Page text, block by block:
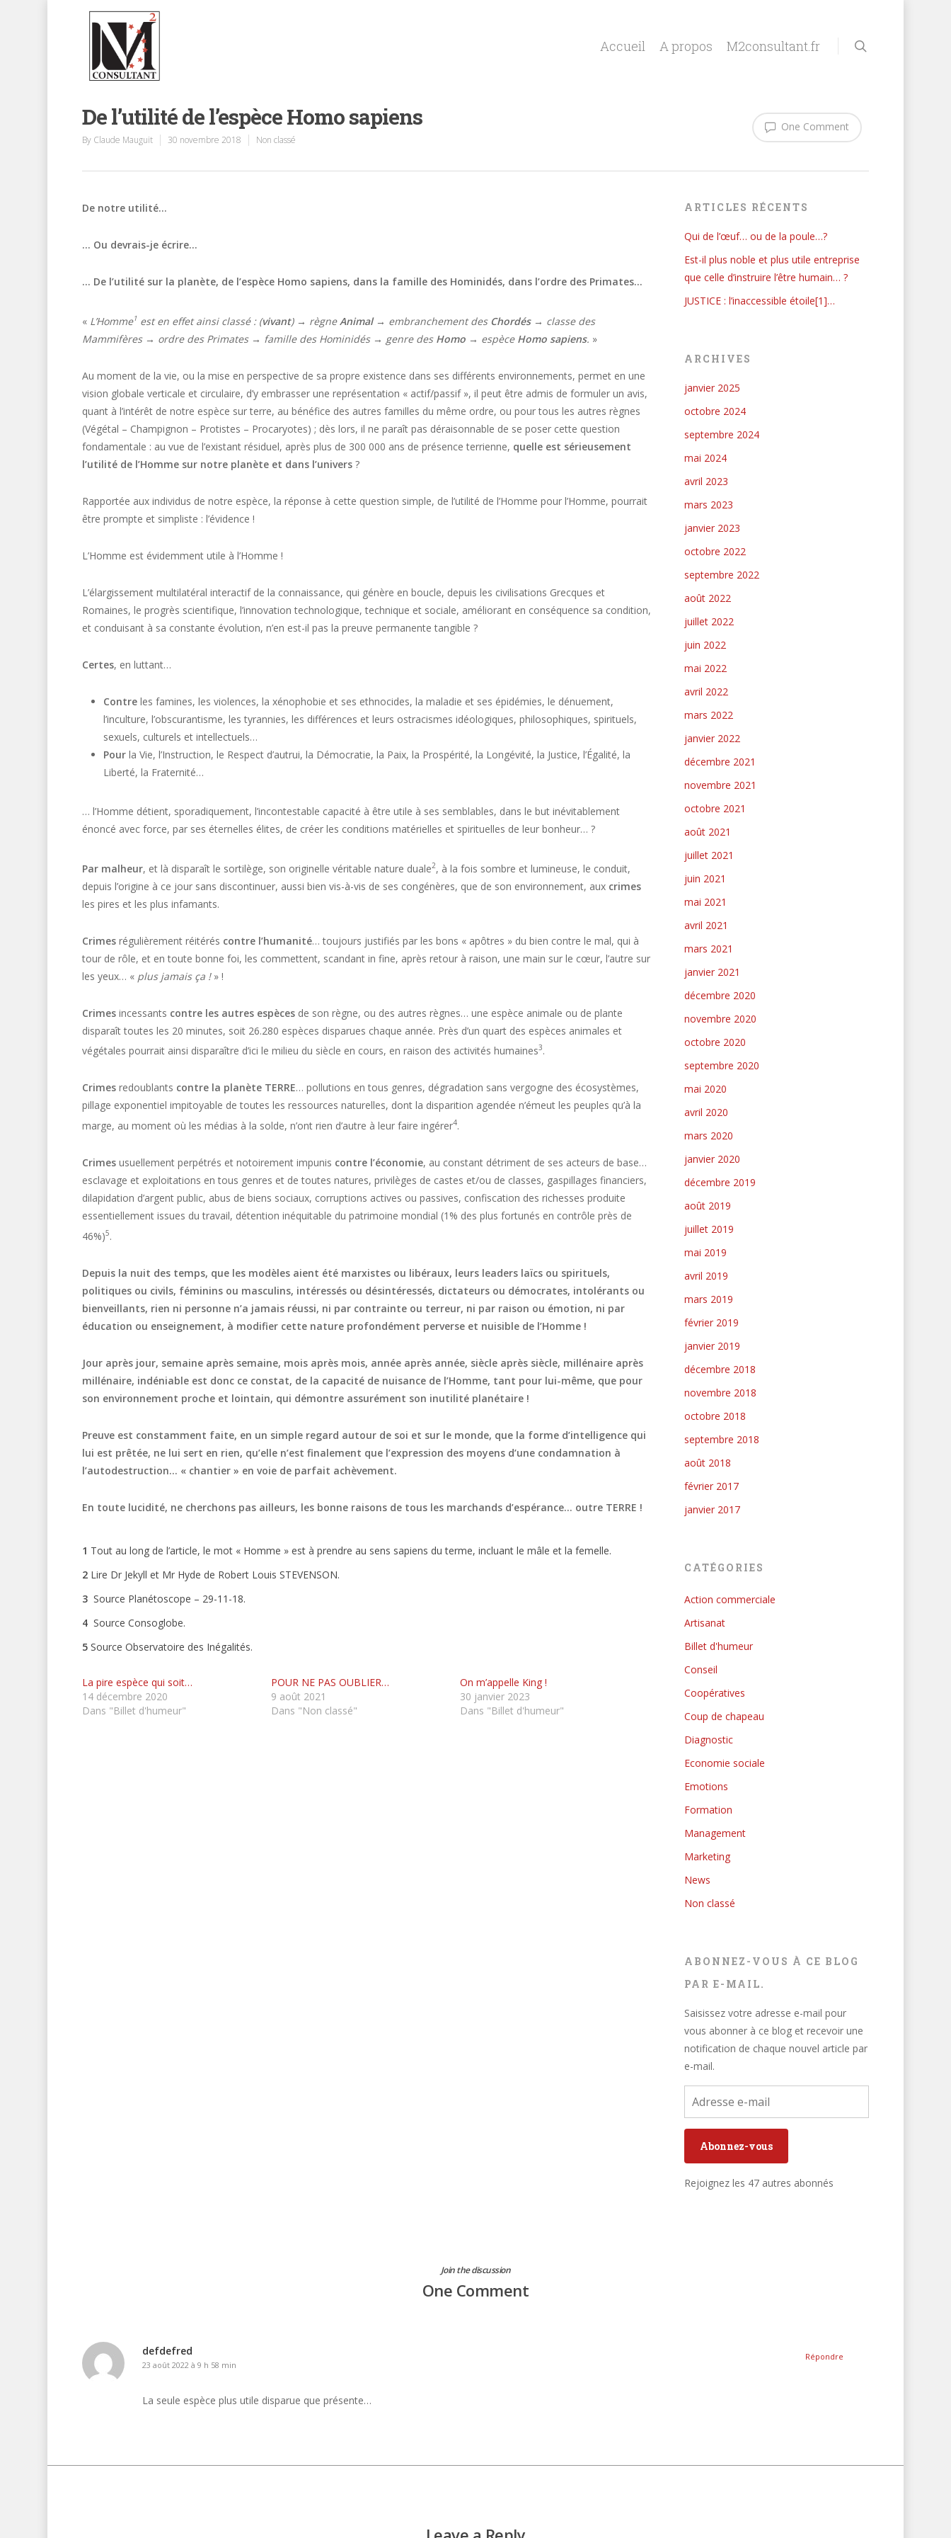
Accueil A propos M2consultant.fr
De l’utilité de l’espèce Homo sapiens
By Claude Mauguit 30 novembre 2018 Non classé
One Comment
De notre utilité…
… Ou devrais-je écrire…
… De l’utilité sur la planète, de l’espèce Homo sapiens, dans la famille des Hominidés, dans l’ordre des Primates…
« L’Homme1 est en effet ainsi classé : (vivant) → règneAnimal→ embranchement des Chordés→ classe des
Mammifères → ordre des Primates → famille des Hominidés → genre des Homo→ espèce Homo sapiens. »
Au moment de la vie, ou la mise en perspective de sa propre existence dans ses différents environnements, permet en une
vision globale verticale et circulaire, d’y embrasser une représentation « actif/passif », il peut être admis de formuler un avis,
quant à l’intérêt de notre espèce sur terre, au bénéfice des autres familles du même ordre, ou pour tous les autres règnes
(Végétal – Champignon – Protistes – Procaryotes) ; dès lors, il ne paraît pas déraisonnable de se poser cette question
fondamentale : au vue de l’existant résiduel, après plus de 300 000 ans de présence terrienne, quelle est sérieusement
l’utilité de l’Homme sur notre planète et dans l’univers?
Rapportée aux individus de notre espèce, la réponse à cette question simple, de l’utilité de l’Homme pour l’Homme, pourrait
être prompte et simpliste : l’évidence !
L’Homme est évidemment utile à l’Homme !
L’élargissement multilatéral interactif de la connaissance, qui génère en boucle, depuis les civilisations Grecques et
Romaines, le progrès scientifique, l’innovation technologique, technique et sociale, améliorant en conséquence sa condition,
et conduisant à sa constante évolution, n’en est-il pas la preuve permanente tangible ?
Certes, en luttant…
Contreles famines, les violences, la xénophobie et ses ethnocides, la maladie et ses épidémies, le dénuement,
l’inculture, l’obscurantisme, les tyrannies, les différences et leurs ostracismes idéologiques, philosophiques, spirituels,
sexuels, culturels et intellectuels…
Pourla Vie, l’Instruction, le Respect d’autrui, la Démocratie, la Paix, la Prospérité, la Longévité, la Justice, l’Égalité, la
Liberté, la Fraternité…
… l’Homme détient, sporadiquement, l’incontestable capacité à être utile à ses semblables, dans le but inévitablement
énoncé avec force, par ses éternelles élites, de créer les conditions matérielles et spirituelles de leur bonheur… ?
Par malheur, et là disparaît le sortilège, son originelle véritable nature duale2, à la fois sombre et lumineuse, le conduit,
depuis l’origine à ce jour sans discontinuer, aussi bien vis-à-vis de ses congénères, que de son environnement, aux crimes
les pires et les plus infamants.
Crimes régulièrement réitérés contre l’humanité… toujours justifiés par les bons « apôtres » du bien contre le mal, qui à
tour de rôle, et en toute bonne foi, les commettent, scandant in fine, après retour à raison, une main sur le cœur, l’autre sur
les yeux… « plus jamais ça !» !
Crimes incessants contre les autres espècesde son règne, ou des autres règnes… une espèce animale ou de plante
disparaît toutes les 20 minutes, soit 26.280 espèces disparues chaque année. Près d’un quart des espèces animales et
végétales pourrait ainsi disparaître d’ici le milieu du siècle en cours, en raison des activités humaines3.
Crimes redoublants contre la planète TERRE… pollutions en tous genres, dégradation sans vergogne des écosystèmes,
pillage exponentiel impitoyable de toutes les ressources naturelles, dont la disparition agendée n’émeut les peuples qu’à la
marge, au moment où les médias à la solde, n’ont rien d’autre à leur faire ingérer4.
Crimes usuellement perpétrés et notoirement impunis contre l’économie, au constant détriment de ses acteurs de base…
esclavage et exploitations en tous genres et de toutes natures, privilèges de castes et/ou de classes, gaspillages financiers,
dilapidation d’argent public, abus de biens sociaux, corruptions actives ou passives, confiscation des richesses produite
essentiellement issues du travail, détention inéquitable du patrimoine mondial (1% des plus fortunés en contrôle près de
46%)5.
Depuis la nuit des temps, que les modèles aient été marxistes ou libéraux, leurs leaders laïcs ou spirituels,
politiques ou civils, féminins ou masculins, intéressés ou désintéressés, dictateurs ou démocrates, intolérants ou
bienveillants, rien ni personne n’a jamais réussi, ni par contrainte ou terreur, ni par raison ou émotion, ni par
éducation ou enseignement, à modifier cette nature profondément perverse et nuisible de l’Homme !
Jour après jour, semaine après semaine, mois après mois, année après année, siècle après siècle, millénaire après
millénaire, indéniable est donc ce constat, de la capacité de nuisance de l’Homme, tant pour lui-même, que pour
son environnement proche et lointain, qui démontre assurément son inutilité planétaire !
Preuve est constamment faite, en un simple regard autour de soi et sur le monde, que la forme d’intelligence qui
lui est prêtée, ne lui sert en rien, qu’elle n’est finalement que l’expression des moyens d’une condamnation à
l’autodestruction… « chantier » en voie de parfait achèvement.
En toute lucidité, ne cherchons pas ailleurs, les bonne raisons de tous les marchands d’espérance… outre TERRE !
1 Tout au long de l’article, le mot « Homme » est à prendre au sens sapiens du terme, incluant le mâle et la femelle.
2 Lire Dr Jekyll et Mr Hyde de Robert Louis STEVENSON.
3 Source Planétoscope – 29-11-18.
4 Source Consoglobe.
5 Source Observatoire des Inégalités.
La pire espèce qui soit…
14 décembre 2020
Dans "Billet d'humeur"
POUR NE PAS OUBLIER…
9 août 2021
Dans "Non classé"
On m’appelle King !
30 janvier 2023
Dans "Billet d'humeur"
ARTICLES RÉCENTS
Qui de l’œuf… ou de la poule…?
Est-il plus noble et plus utile entreprise
que celle d’instruire l’être humain… ?
JUSTICE : l’inaccessible étoile[1]…
ARCHIVES
janvier 2025
octobre 2024
septembre 2024
mai 2024
avril 2023
mars 2023
janvier 2023
octobre 2022
septembre 2022
août 2022
juillet 2022
juin 2022
mai 2022
avril 2022
mars 2022
janvier 2022
décembre 2021
novembre 2021
octobre 2021
août 2021
juillet 2021
juin 2021
mai 2021
avril 2021
mars 2021
janvier 2021
décembre 2020
novembre 2020
octobre 2020
septembre 2020
mai 2020
avril 2020
mars 2020
janvier 2020
décembre 2019
août 2019
juillet 2019
mai 2019
avril 2019
mars 2019
février 2019
janvier 2019
décembre 2018
novembre 2018
octobre 2018
septembre 2018
août 2018
février 2017
janvier 2017
CATÉGORIES
Action commerciale
Artisanat
Billet d'humeur
Conseil
Coopératives
Coup de chapeau
Diagnostic
Economie sociale
Emotions
Formation
Management
Marketing
News
Non classé
ABONNEZ-VOUS À CE BLOG
PAR E-MAIL.
Saisissez votre adresse e-mail pour
vous abonner à ce blog et recevoir une
notification de chaque nouvel article par
e-mail.
mail
Abonnez-vous
Rejoignez les 47 autres abonnés
Join the discussion
One Comment
defdefred
23 août 2022 à 9 h 58 min
La seule espèce plus utile disparue que présente…
Répondre